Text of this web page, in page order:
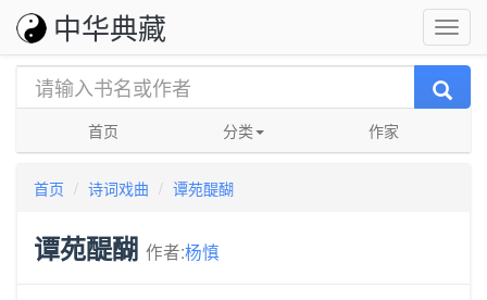
中华典藏
首页 分类 作家
首页 诗词戏曲 谭苑醍醐
谭苑醍醐 作者:杨慎